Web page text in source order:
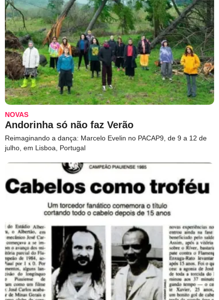
NOVAS
Andorinha só não faz Verão
Reimaginando a dança: Marcelo Evelin no PACAP9, de 9 a 12 de
julho, em Lisboa, Portugal